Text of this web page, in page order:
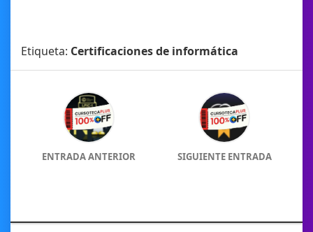
Etiqueta: Certificaciones de informática
ENTRADA ANTERIOR SIGUIENTE ENTRADA